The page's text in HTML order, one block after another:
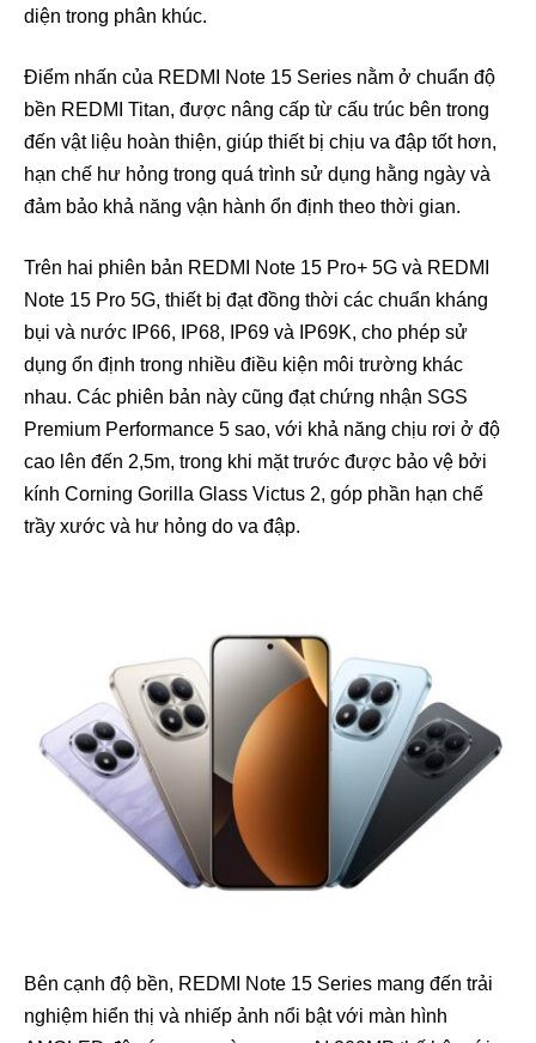
diện trong phân khúc.
Điểm nhấn của REDMI Note 15 Series nằm ở chuẩn độ
bền REDMI Titan, được nâng cấp từ cấu trúc bên trong
đến vật liệu hoàn thiện, giúp thiết bị chịu va đập tốt hơn,
hạn chế hư hỏng trong quá trình sử dụng hằng ngày và
đảm bảo khả năng vận hành ổn định theo thời gian.
Trên hai phiên bản REDMI Note 15 Pro+ 5G và REDMI
Note 15 Pro 5G, thiết bị đạt đồng thời các chuẩn kháng
bụi và nước IP66, IP68, IP69 và IP69K, cho phép sử
dụng ổn định trong nhiều điều kiện môi trường khác
nhau. Các phiên bản này cũng đạt chứng nhận SGS
Premium Performance 5 sao, với khả năng chịu rơi ở độ
cao lên đến 2,5m, trong khi mặt trước được bảo vệ bởi
kính Corning Gorilla Glass Victus 2, góp phần hạn chế
trầy xước và hư hỏng do va đập.
Bên cạnh độ bền, REDMI Note 15 Series mang đến trải
nghiệm hiển thị và nhiếp ảnh nổi bật với màn hình